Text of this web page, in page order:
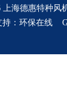
上海德惠特种风
： 环保在线